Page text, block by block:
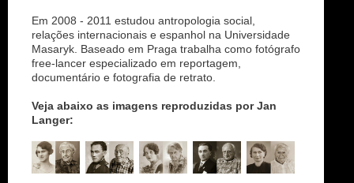
Em 2008 - 2011 estudou antropologia social,
relações internacionais e espanhol na Universidade
Masaryk. Baseado em Praga trabalha como fotógrafo
free-lancer especializado em reportagem,
documentário e fotografia de retrato.
Veja abaixo as imagens reproduzidas por Jan
Langer: